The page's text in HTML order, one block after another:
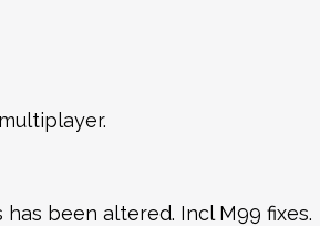
been altered. Incl M99 fixes.